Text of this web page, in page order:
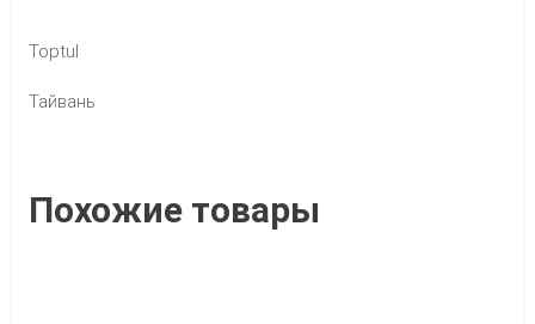
Toptul
Тайвань
Похожие товары